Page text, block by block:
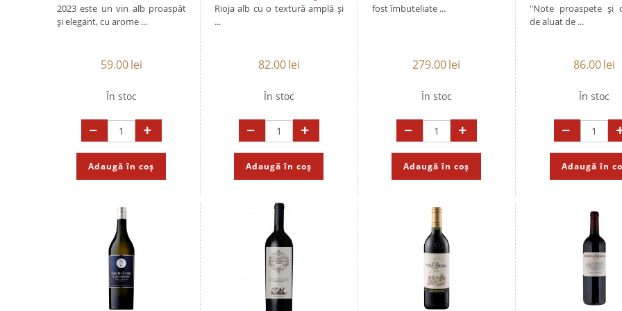
2023 este un vin alb proaspăt
și elegant, cu arome ...
59.00lei
În stoc
Adaugă în coș
Rioja alb cu o textură amplă și
...
82.00lei
În stoc
Adaugă în coș
fost îmbuteliate ...
279.00lei
În stoc
Adaugă în coș
"Note proaspete și
de aluat de ...
86.00lei
În stoc
Adaugă în